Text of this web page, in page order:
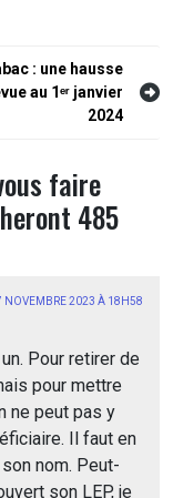
: une hausse
au 1ᵉʳ janvier
2024
faire
485
NOVEMBRE 2023 À 18H58
Pour retirer de
pour mettre
ne peut pas y
Il faut en
nom. Peut-
son LEP, je